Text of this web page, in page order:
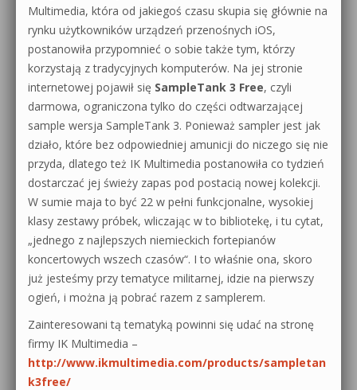
Multimedia, która od jakiegoś czasu skupia się głównie na
rynku użytkowników urządzeń przenośnych iOS,
postanowiła przypomnieć o sobie także tym, którzy
korzystają z tradycyjnych komputerów. Na jej stronie
internetowej pojawił się SampleTank 3 Free, czyli
darmowa, ograniczona tylko do części odtwarzającej
sample wersja SampleTank 3. Ponieważ sampler jest jak
działo, które bez odpowiedniej amunicji do niczego się nie
przyda, dlatego też IK Multimedia postanowiła co tydzień
dostarczać jej świeży zapas pod postacią nowej kolekcji.
W sumie maja to być 22 w pełni funkcjonalne, wysokiej
klasy zestawy próbek, wliczając w to bibliotekę, i tu cytat,
„jednego z najlepszych niemieckich fortepianów
koncertowych wszech czasów“. I to właśnie ona, skoro
już jesteśmy przy tematyce militarnej, idzie na pierwszy
ogień, i można ją pobrać razem z samplerem.
Zainteresowani tą tematyką powinni się udać na stronę
firmy IK Multimedia –
http://www.ikmultimedia.com/products/sampletan
k3free/